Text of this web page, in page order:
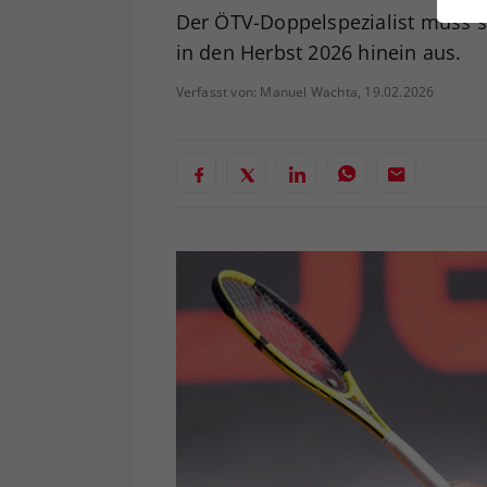
Der ÖTV-Doppelspezialist
in den Herbst 2026 hinein aus.
Verfasst von: Manuel Wachta, 19.02.2026